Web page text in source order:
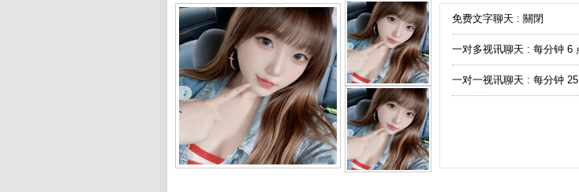
免费文字聊天 : 關閉
一对多视讯聊天 : 每分钟 6
一对一视讯聊天 : 每分钟